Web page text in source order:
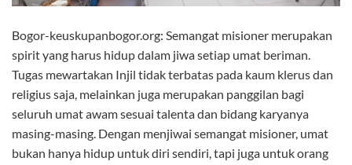
Bogor-keuskupanbogor.org: Semangat misioner merupakan
spirit yang harus hidup dalam jiwa setiap umat beriman.
Tugas mewartakan Injil tidak terbatas pada kaum klerus dan
religius saja, melainkan juga merupakan panggilan bagi
seluruh umat awam sesuai talenta dan bidang karyanya
masing-masing. Dengan menjiwai semangat misioner, umat
bukan hanya hidup untuk diri sendiri, tapi juga untuk orang